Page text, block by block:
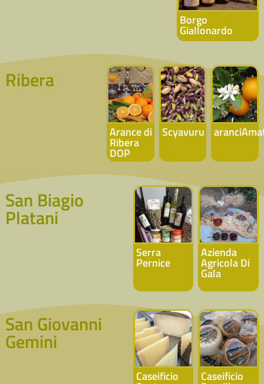
Borgo
Giallonardo
Ribera
Arance di
Ribera
DOP
Scyavuru
San Biagio
Platani
Serra
Pernice
Azienda
Agricola Di
Gala
San Giovanni
Gemini
Caseificio Caseificio